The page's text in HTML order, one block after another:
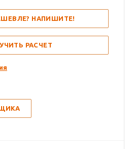
НАПИШИТЕ!
РАСЧЕТ